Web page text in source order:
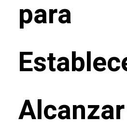
para
Alcanzar